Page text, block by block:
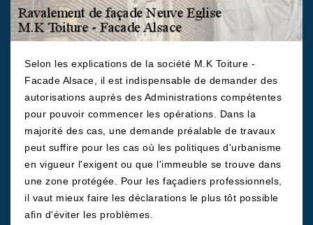
Selon les explications de la société M.K Toiture -
Facade Alsace, il est indispensable de demander des
autorisations auprès des Administrations compétentes
pour pouvoir commencer les opérations. Dans la
majorité des cas, une demande préalable de travaux
peut suffire pour les cas où les politiques d'urbanisme
en vigueur l'exigent ou que l'immeuble se trouve dans
une zone protégée. Pour les façadiers professionnels,
il vaut mieux faire les déclarations le plus tôt possible
afin d'éviter les problèmes.